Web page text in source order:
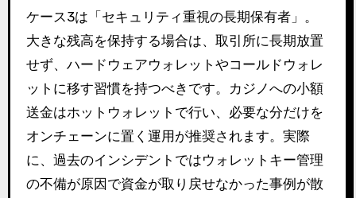
ケース3は「セキュリティ重視の長期保有者」。
大きな残高を保持する場合は、取引所に長期放置
せず、ハードウェアウォレットやコールドウォレ
ットに移す習慣を持つべきです。カジノへの小額
送金はホットウォレットで行い、必要な分だけを
オンチェーンに置く運用が推奨されます。実際
に、過去のインシデントではウォレットキー管理
の不備が原因で資金が取り戻せなかった事例が散